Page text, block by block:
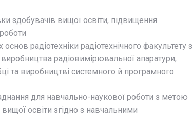
здобувачів вищої освіти, підвищення
радіотехніки радіотехнічного факультету з
радіовимірювальної апаратури,
та виробництві системного й програмного
для навчально-наукової роботи з метою
освіти згідно з навчальними